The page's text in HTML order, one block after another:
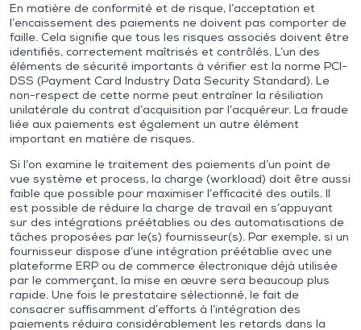
En matière de conformité et de risque, l’acceptation et
l’encaissement des paiements ne doivent pas comporter de
faille. Cela signifie que tous les risques associés doivent être
identifiés, correctement maîtrisés et contrôlés. L’un des
éléments de sécurité importants à vérifier est la norme PCI-
DSS (Payment Card Industry Data Security Standard). Le
non-respect de cette norme peut entraîner la résiliation
unilatérale du contrat d’acquisition par l’acquéreur. La fraude
liée aux paiements est également un autre élément
important en matière de risques.
Si l’on examine le traitement des paiements d’un point de
vue système et process, la charge (workload) doit être aussi
faible que possible pour maximiser l’efficacité des outils. Il
est possible de réduire la charge de travail en s’appuyant
sur des intégrations préétablies ou des automatisations de
tâches proposées par le(s) fournisseur(s). Par exemple, si un
fournisseur dispose d’une intégration préétablie avec une
plateforme ERP ou de commerce électronique déjà utilisée
par le commerçant, la mise en œuvre sera beaucoup plus
rapide. Une fois le prestataire sélectionné, le fait de
consacrer suffisamment d’efforts à l’intégration des
paiements réduira considérablement les retards dans la